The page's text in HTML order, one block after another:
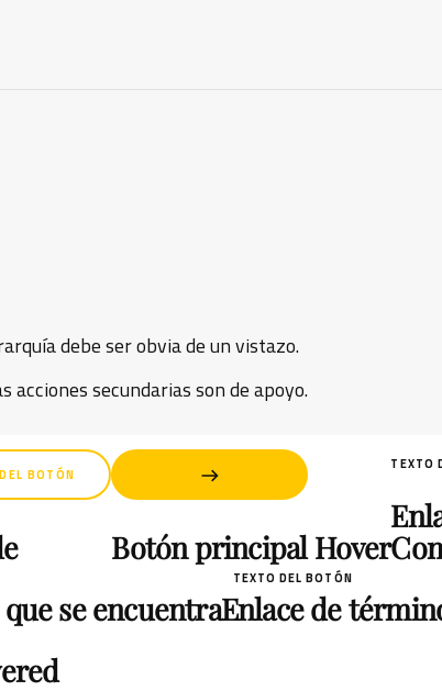
debe ser obvia de un vistazo.
acciones secundarias son de apoyo.
BOTÓN
Botón principal Hover
TEXTO
se encuentraEnlace de
TEXTO DEL BOTÓN